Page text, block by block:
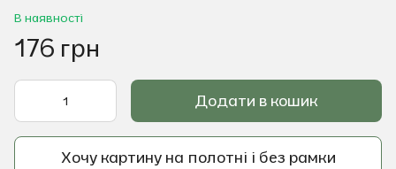
В наявності
176 грн
Додати в кошик
Хочу картину на полотні і без рамки